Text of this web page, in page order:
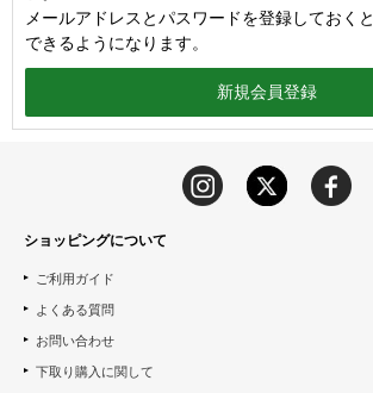
メールアドレスとパスワードを登録しておく
できるようになります。
ショッピングについて
ご利用ガイド
よくある質問
お問い合わせ
下取り購入に関して